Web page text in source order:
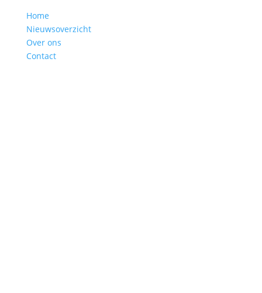
Home
Nieuwsoverzicht
Over ons
Contact